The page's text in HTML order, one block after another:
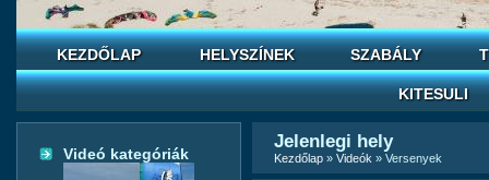
KEZDŐLAP HELYSZÍNEK SZABÁLY
KITESULI
Videó kategóriák
Jelenlegi hely
Kezdőlap » Videók » Versenyek